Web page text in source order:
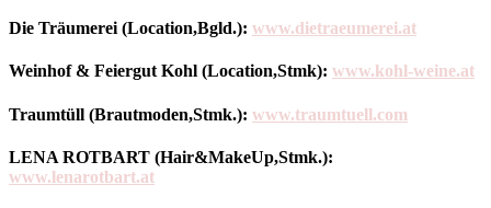
Die Träumerei (Location,Bgld.): www.dietraeumerei.at
Weinhof & Feiergut Kohl (Location,Stmk): www.kohl-weine.at
Traumtüll (Brautmoden,Stmk.): www.traumtuell.com
LENA ROTBART (Hair&MakeUp,Stmk.):
www.lenarotbart.at